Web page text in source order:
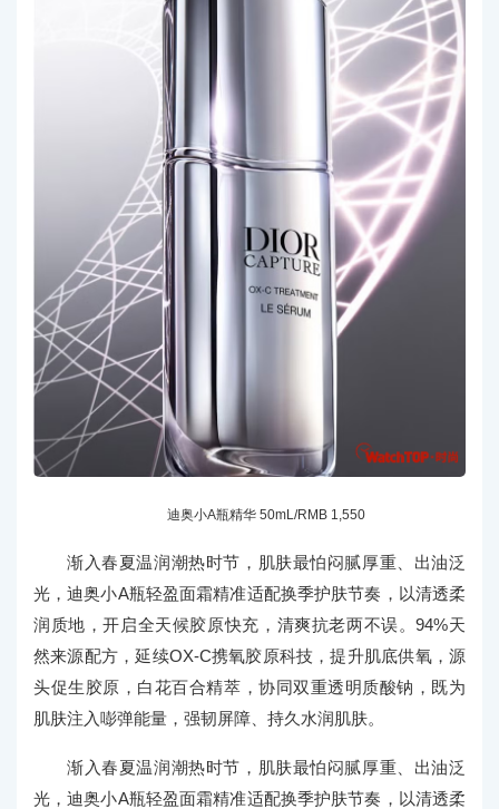
迪奥小A瓶精华 50mL/RMB 1,550
渐入春夏温润潮热时节，肌肤最怕闷腻厚重、出油泛
光，迪奥小A瓶轻盈面霜精准适配换季护肤节奏，以清透柔
润质地，开启全天候胶原快充，清爽抗老两不误。94%天
然来源配方，延续OX-C携氧胶原科技，提升肌底供氧，源
头促生胶原，白花百合精萃，协同双重透明质酸钠，既为
肌肤注入嘭弹能量，强韧屏障、持久水润肌肤。
渐入春夏温润潮热时节，肌肤最怕闷腻厚重、出油泛
光，迪奥小A瓶轻盈面霜精准适配换季护肤节奏，以清透柔